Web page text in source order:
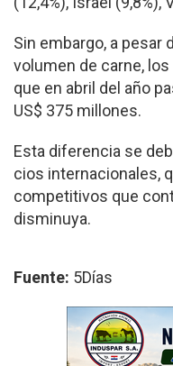
Sin embargo, a pesar
volumen de carne,
que en abril del año
US$ 375 millones.
Esta diferencia se
cios internacionales,
competitivos que
disminuya.
Fuente: 5Días